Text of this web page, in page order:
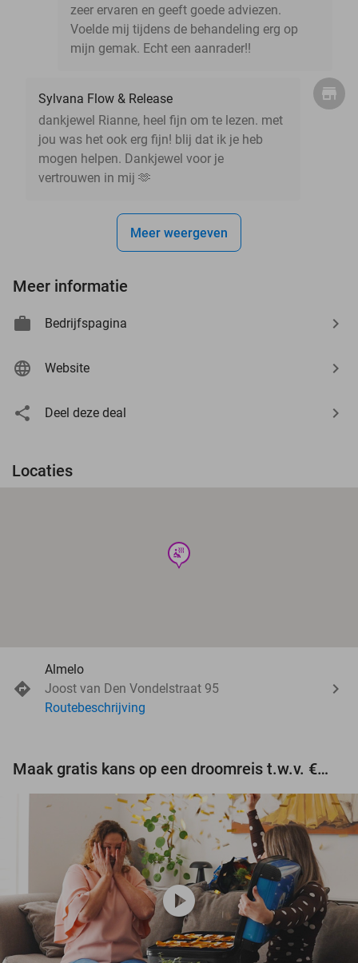
zeer ervaren en geeft goede adviezen.
Voelde mij tijdens de behandeling erg op
mijn gemak. Echt een aanrader!!
Sylvana Flow & Release
dankjewel Rianne, heel fijn om te lezen. met
jou was het ook erg fijn! blij dat ik je heb
mogen helpen. Dankjewel voor je
vertrouwen in mij 🫶
Meer weergeven
Meer informatie
Bedrijfspagina
Website
Deel deze deal
Locaties
wellness
Almelo
Joost van Den Vondelstraat 95
Routebeschrijving
Maak gratis kans op een droomreis t.w.v. €3.000!
play_circle